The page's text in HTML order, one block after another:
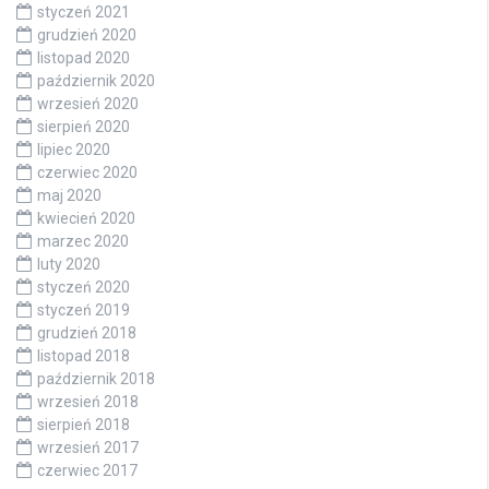
styczeń 2021
grudzień 2020
listopad 2020
październik 2020
wrzesień 2020
sierpień 2020
lipiec 2020
czerwiec 2020
maj 2020
kwiecień 2020
marzec 2020
luty 2020
styczeń 2020
styczeń 2019
grudzień 2018
listopad 2018
październik 2018
wrzesień 2018
sierpień 2018
wrzesień 2017
czerwiec 2017